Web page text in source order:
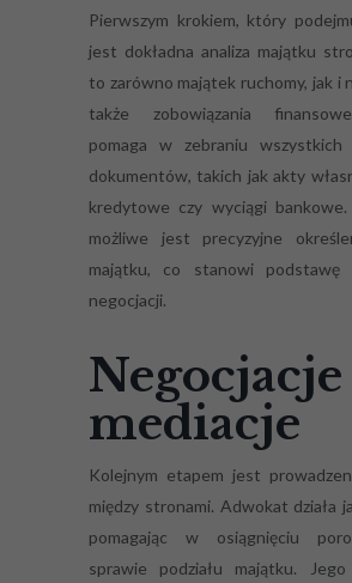
Pierwszym krokiem, który
jest dokładna analiza majątku
to zarówno majątek ruchomy, jak i
także zobowiązania
pomaga w zebraniu wszystkich
dokumentów, takich jak akty
kredytowe czy wyciągi
możliwe jest precyzyjne
majątku, co stanowi podstawę
negocjacji.
mediacje
Kolejnym etapem jest
między stronami. Adwokat działa
pomagając w osiągnięciu
sprawie podziału majątku. Jego